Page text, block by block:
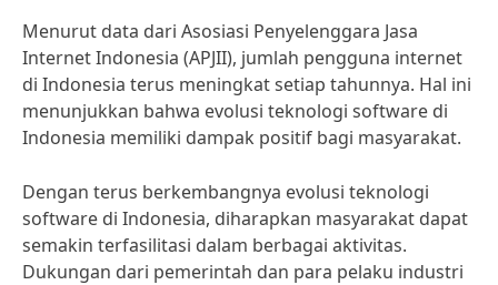
Menurut data dari Asosiasi Penyelenggara Jasa
Internet Indonesia (APJII), jumlah pengguna internet
di Indonesia terus meningkat setiap tahunnya. Hal ini
menunjukkan bahwa evolusi teknologi software di
Indonesia memiliki dampak positif bagi masyarakat.
Dengan terus berkembangnya evolusi teknologi
software di Indonesia, diharapkan masyarakat dapat
semakin terfasilitasi dalam berbagai aktivitas.
Dukungan dari pemerintah dan para pelaku industri